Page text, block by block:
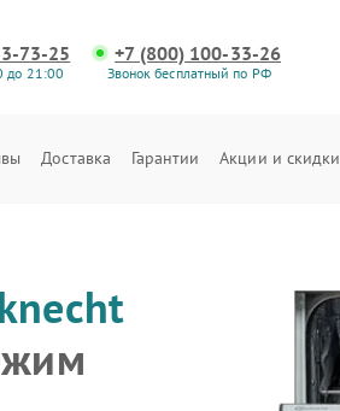
73-25
до 21:00
+7 (800) 100-33-26
Звонок бесплатный по РФ
Доставка Гарантии Акции и скидки